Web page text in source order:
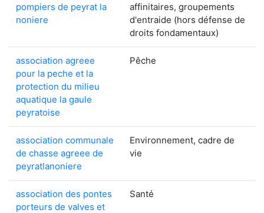
pompiers de peyrat la
noniere
affinitaires, groupements
d'entraide (hors défense de
droits fondamentaux)
association agreee
pour la peche et la
protection du milieu
aquatique la gaule
peyratoise
Pêche
association communale
de chasse agreee de
peyratlanoniere
Environnement, cadre de
vie
association des pontes
porteurs de valves et
Santé